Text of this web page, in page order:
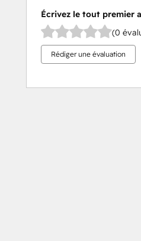
Écrivez le tout premier
(0
Rédiger une évaluation